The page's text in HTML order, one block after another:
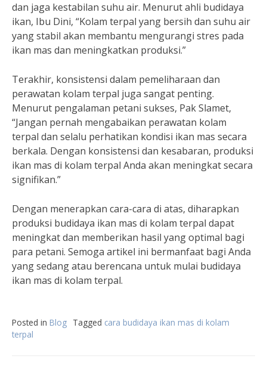
dan jaga kestabilan suhu air. Menurut ahli budidaya
ikan, Ibu Dini, “Kolam terpal yang bersih dan suhu air
yang stabil akan membantu mengurangi stres pada
ikan mas dan meningkatkan produksi.”
Terakhir, konsistensi dalam pemeliharaan dan
perawatan kolam terpal juga sangat penting.
Menurut pengalaman petani sukses, Pak Slamet,
“Jangan pernah mengabaikan perawatan kolam
terpal dan selalu perhatikan kondisi ikan mas secara
berkala. Dengan konsistensi dan kesabaran, produksi
ikan mas di kolam terpal Anda akan meningkat secara
signifikan.”
Dengan menerapkan cara-cara di atas, diharapkan
produksi budidaya ikan mas di kolam terpal dapat
meningkat dan memberikan hasil yang optimal bagi
para petani. Semoga artikel ini bermanfaat bagi Anda
yang sedang atau berencana untuk mulai budidaya
ikan mas di kolam terpal.
Posted in Blog Tagged cara budidaya ikan mas di kolam
terpal